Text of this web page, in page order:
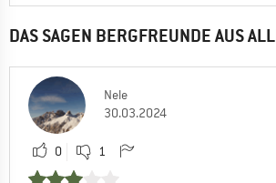
DAS SAGEN BERGFREUNDE AUS
Nele
30.03.2024
0 1